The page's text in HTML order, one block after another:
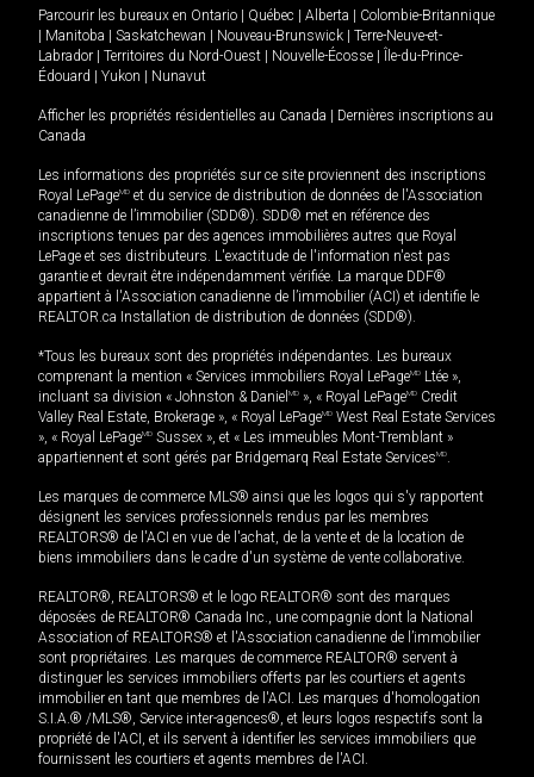
Parcourir les bureaux en Ontario Québec Alberta
Colombie-Britannique
Manitoba Saskatchewan Nouveau-Brunswick
Terre-Neuve-et-
Labrador
Territoires du Nord-Ouest Nouvelle-Écosse
Île-du-Prince-
Édouard
Yukon Nunavut
Afficher les propriétés résidentielles au Canada
Dernières inscriptions au
Canada
Les informations des propriétés sur ce site proviennent des inscriptions
Royal LePageMD et du service de distribution de données de l'Association
canadienne de l’immobilier (SDD®). SDD® met en référence des
inscriptions tenues par des agences immobilières autres que Royal
LePage et ses distributeurs. L'exactitude de l'information n'est pas
garantie et devrait être indépendamment vérifiée. La marque DDF®
appartient à l'Association canadienne de l’immobilier (ACI) et identifie le
REALTOR.ca Installation de distribution de données (SDD®).
*Tous les bureaux sont des propriétés indépendantes. Les bureaux
comprenant la mention « Services immobiliers Royal LePageMD Ltée »,
incluant sa division « Johnston & Daniel MD », « Royal LePageMD Credit
Valley Real Estate, Brokerage », « Royal LePageMD West Real Estate Services
», « Royal LePageMD Sussex », et « Les immeubles Mont-Tremblant »
appartiennent et sont gérés par Bridgemarq Real Estate ServicesMD.
Les marques de commerce MLS® ainsi que les logos qui s'y rapportent
désignent les services professionnels rendus par les membres
REALTORS® de l'ACI en vue de l'achat, de la vente et de la location de
biens immobiliers dans le cadre d'un système de vente collaborative.
REALTOR®, REALTORS® et le logo REALTOR® sont des marques
déposées de REALTOR® Canada Inc., une compagnie dont la National
Association of REALTORS® et l'Association canadienne de l’immobilier
sont propriétaires. Les marques de commerce REALTOR® servent à
distinguer les services immobiliers offerts par les courtiers et agents
immobilier en tant que membres de l'ACI. Les marques d'homologation
S.I.A.® /MLS®, Service inter-agences®, et leurs logos respectifs sont la
propriété de l'ACI, et ils servent à identifier les services immobiliers que
fournissent les courtiers et agents membres de l'ACI.